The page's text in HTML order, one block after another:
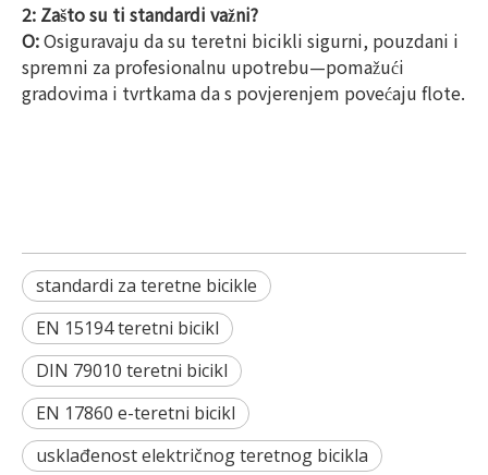
2: Zašto su ti standardi važni?
O:Osiguravaju da su teretni bicikli sigurni, pouzdani i
spremni za profesionalnu upotrebu—pomažući
gradovima i tvrtkama da s povjerenjem povećaju flote.
standardi za teretne bicikle
EN 15194 teretni bicikl
DIN 79010 teretni bicikl
EN 17860 e-teretni bicikl
usklađenost električnog teretnog bicikla